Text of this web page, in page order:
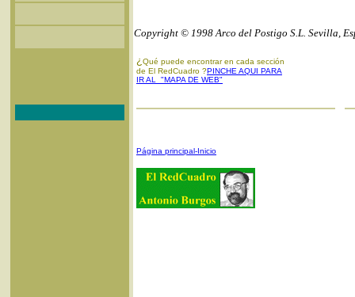
Copyright © 1998 Arco del Postigo S.L. Sevilla,
¿ Qué puede encontrar en cada sección
de El RedCuadro ?PINCHE AQUI PARA
IR AL "MAPA DE WEB"
Página principal-Inicio